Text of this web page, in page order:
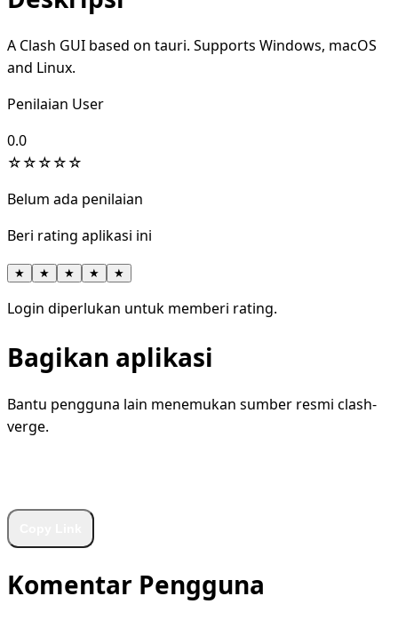
A Clash GUI based on tauri. Supports Windows, macOS
and Linux.
Penilaian User
0.0
☆☆☆☆☆
Belum ada penilaian
Beri rating aplikasi ini
★ ★ ★ ★ ★
Login diperlukan untuk memberi rating.
Bagikan aplikasi
Bantu pengguna lain menemukan sumber resmi clash-
verge.
Komentar Pengguna